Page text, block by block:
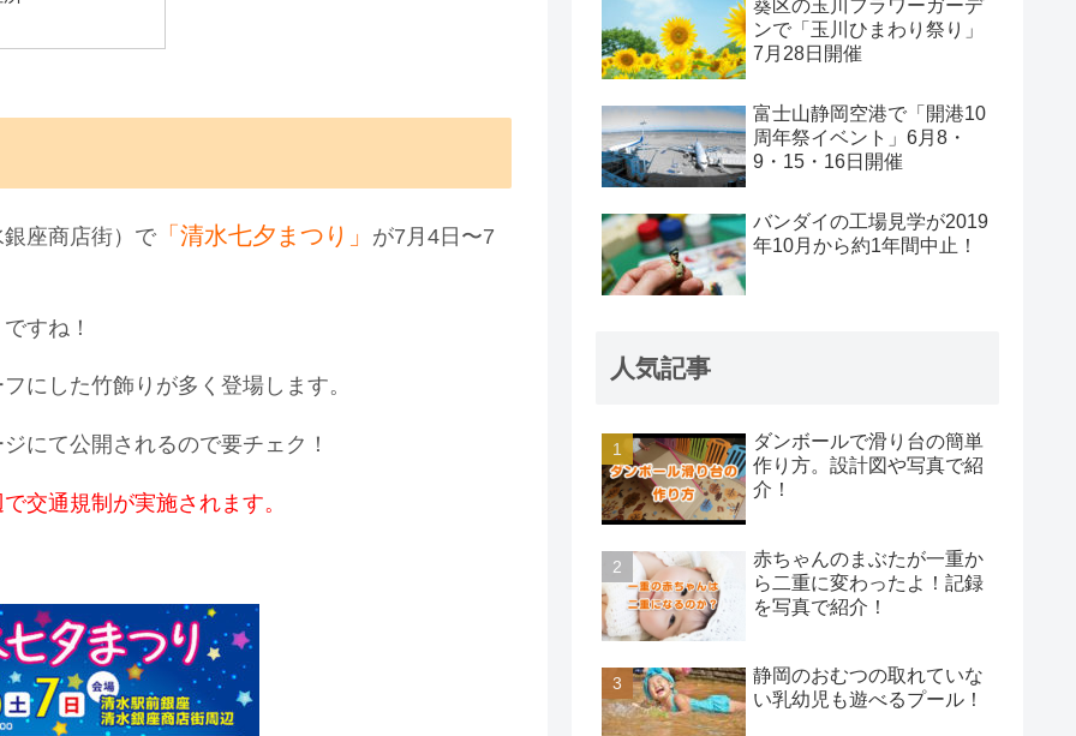
座商店街）で「清水七夕まつり」 が7月4日〜7
すね！
にした竹飾りが多く登場します。
にて公開されるので要チェク！
交通規制が実施されます。
葵区の玉川フラワーガーデ
ンで「玉川ひまわり祭り」
7月28日開催
富士山静岡空港で「開港10
周年祭イベント」6月8・
9・15・16日開催
バンダイの工場見学が2019
年10月から約1年間中止！
人気記事
ダンボールで滑り台の簡単
作り方。設計図や写真で紹
介！
赤ちゃんのまぶたが一重か
ら二重に変わったよ！記録
を写真で紹介！
静岡のおむつの取れていな
い乳幼児も遊べるプール！